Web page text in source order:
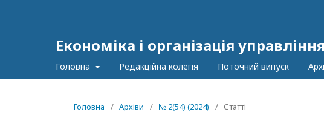
Економіка і організація управління
Головна Редакційна колегія Поточний випуск
Головна / Архіви / № 2(54) (2024) / Статті